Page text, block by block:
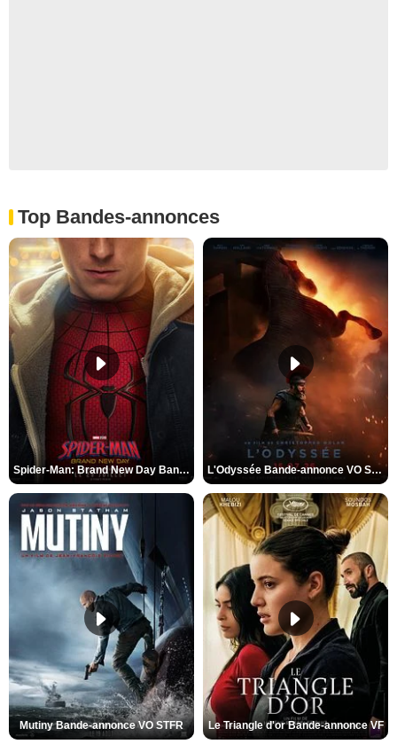
Top Bandes-annonces
Spider-Man: Brand New Day Bande-annonce VO STFR L'Odyssée Bande-annonce VO STFR
Mutiny Bande-annonce VO STFR Le Triangle d'or Bande-annonce VF